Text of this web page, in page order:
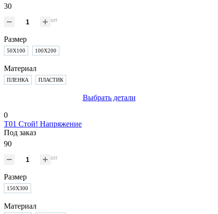
30
шт
Размер
50Х100 100Х200
Материал
ПЛЕНКА ПЛАСТИК
Выбрать детали
0
T01 Стой! Напряжение
Под заказ
90
шт
Размер
150Х300
Материал